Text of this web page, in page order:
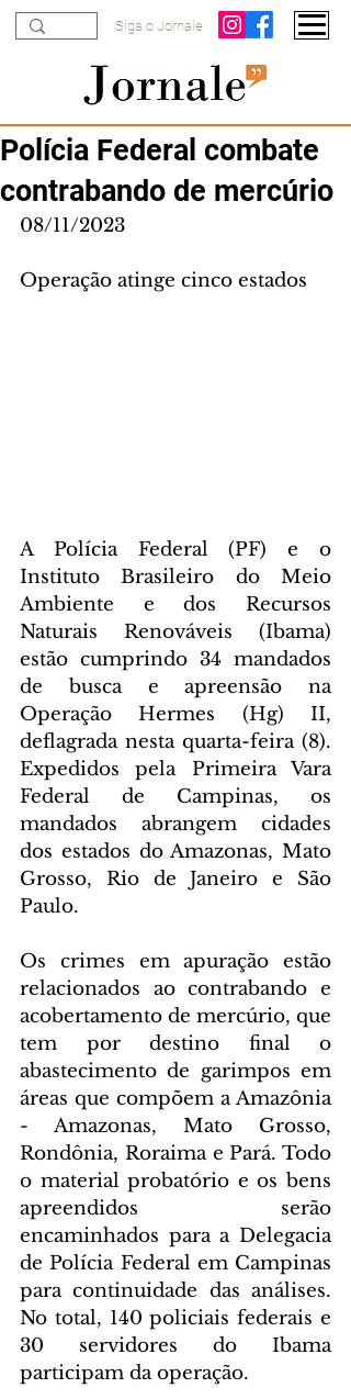
Siga o Jornale
Polícia Federal combate
contrabando de mercúrio
08/11/2023
Operação atinge cinco estados
A Polícia Federal (PF) e o
Instituto Brasileiro do Meio
Ambiente e dos Recursos
Naturais Renováveis (Ibama)
estão cumprindo 34 mandados
de busca e apreensão na
Operação Hermes (Hg) II,
deflagrada nesta quarta-feira (8).
Expedidos pela Primeira Vara
Federal de Campinas, os
mandados abrangem cidades
dos estados do Amazonas, Mato
Grosso, Rio de Janeiro e São
Paulo.
Os crimes em apuração estão
relacionados ao contrabando e
acobertamento de mercúrio, que
tem por destino final o
abastecimento de garimpos em
áreas que compõem a Amazônia
- Amazonas, Mato Grosso,
Rondônia, Roraima e Pará. Todo
o material probatório e os bens
apreendidos serão
encaminhados para a Delegacia
de Polícia Federal em Campinas
para continuidade das análises.
No total, 140 policiais federais e
30 servidores do Ibama
participam da operação.